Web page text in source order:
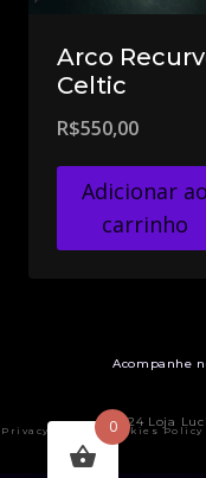
Arco
Celtic
R$550,00
Adicionar ao
carrinho
Acompanhe
© 2024 Loja
Privacy Policy | Cookies
0